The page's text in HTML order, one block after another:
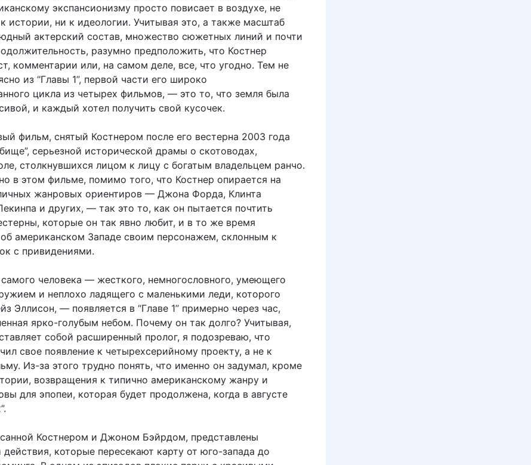
экспансионизму просто повисает в воздухе, не
истории, ни к идеологии. Учитывая это, а также масштаб
актерский состав, множество сюжетных линий и почти
разумно предположить, что Костнер
комментарии или, на самом деле, все, что угодно. Тем не
из “Главы 1”, первой части его широко
цикла из четырех фильмов, — это то, что земля была
и каждый хотел получить свой кусочек.
фильм, снятый Костнером после его вестерна 2003 года
серьезной исторической драмы о скотоводах,
столкнувшихся лицом к лицу с богатым владельцем ранчо.
в этом фильме, помимо того, что Костнер опирается на
жанровых ориентиров — Джона Форда, Клинта
и других, — так это то, как он пытается почтить
которые он так явно любит, и в то же время
американском Западе своим персонажем, склонным к
с привидениями.
человека — жесткого, немногословного, умеющего
и неплохо ладящего с маленькими леди, которого
Эллисон, — появляется в “Главе 1” примерно через час,
ярко-голубым небом. Почему он так долго? Учитывая,
собой расширенный пролог, я подозреваю, что
свое появление к четырехсерийному проекту, а не к
Из-за этого трудно понять, что именно он задумал, кроме
возвращения к типично американскому жанру и
для эпопеи, которая будет продолжена, когда в августе
Костнером и Джоном Бэйрдом, представлены
которые пересекают карту от юго-запада до